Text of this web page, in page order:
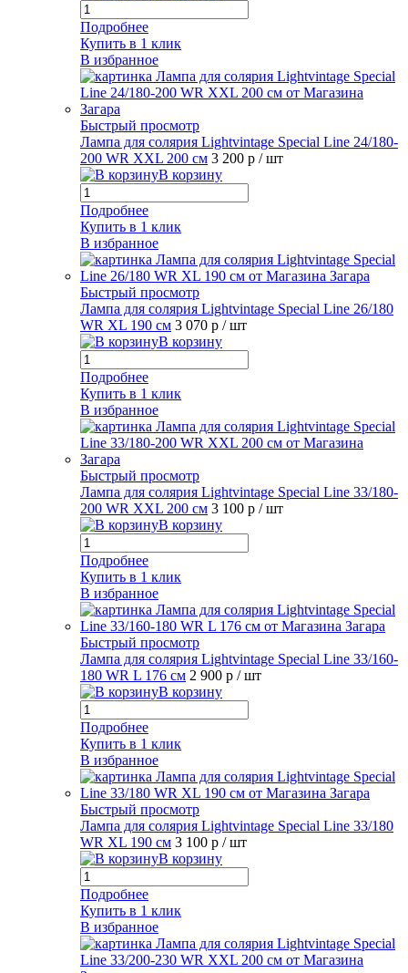
Подробнее
Купить в 1 клик
В избранное
Быстрый просмотр
Лампа для солярия Lightvintage Special Line 24/180-
200 WR XXL 200 см 3 200 р / шт
В корзину
Подробнее
Купить в 1 клик
В избранное
Быстрый просмотр
Лампа для солярия Lightvintage Special Line 26/180
WR XL 190 см 3 070 р / шт
В корзину
Подробнее
Купить в 1 клик
В избранное
Быстрый просмотр
Лампа для солярия Lightvintage Special Line 33/180-
200 WR XXL 200 см 3 100 р / шт
В корзину
Подробнее
Купить в 1 клик
В избранное
Быстрый просмотр
Лампа для солярия Lightvintage Special Line 33/160-
180 WR L 176 см 2 900 р / шт
В корзину
Подробнее
Купить в 1 клик
В избранное
Быстрый просмотр
Лампа для солярия Lightvintage Special Line 33/180
WR XL 190 см 3 100 р / шт
В корзину
Подробнее
Купить в 1 клик
В избранное